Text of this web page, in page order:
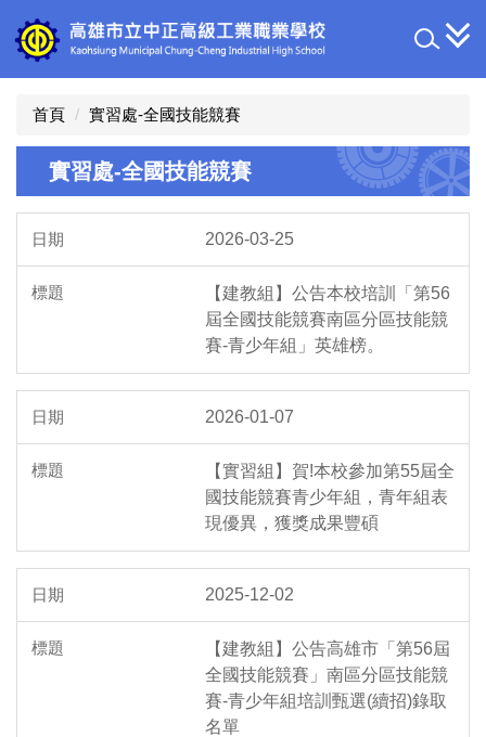
到
主
首頁 實習處-全國技能競賽
實習處-全國技能競賽
2026-03-25
【建教組】公告本校培訓「第56
屆全國技能競賽南區分區技能競
賽-青少年組」英雄榜。
2026-01-07
【實習組】賀!本校參加第55屆全
國技能競賽青少年組，青年組表
現優異，獲獎成果豐碩
2025-12-02
【建教組】公告高雄市「第56屆
全國技能競賽」南區分區技能競
賽-青少年組培訓甄選(續招)錄取
名單